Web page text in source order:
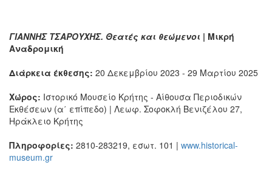
ΓΙΑΝΝΗΣ ΤΣΑΡΟΥΧΗΣ. Θεατές και θεώμενοι | Μικρή
Αναδρομική
Διάρκεια έκθεσης: 20 Δεκεμβρίου 2023 - 29 Μαρτίου 2025
Χώρος: Ιστορικό Μουσείο Κρήτης - Αίθουσα Περιοδικών
Εκθέσεων (α΄ επίπεδο) | Λεωφ. Σοφοκλή Βενιζέλου 27,
Ηράκλειο Κρήτης
Πληροφορίες: 2810-283219, εσωτ. 101 | www.historical-
museum.gr